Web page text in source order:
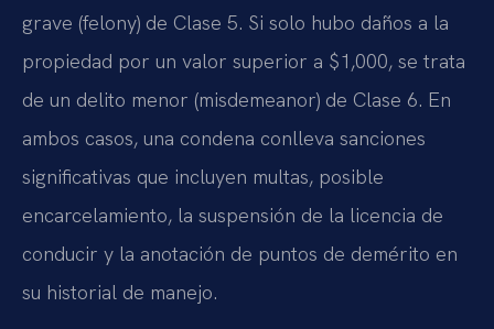
grave (felony) de Clase 5. Si solo hubo daños a la
propiedad por un valor superior a $1,000, se trata
de un delito menor (misdemeanor) de Clase 6. En
ambos casos, una condena conlleva sanciones
significativas que incluyen multas, posible
encarcelamiento, la suspensión de la licencia de
conducir y la anotación de puntos de demérito en
su historial de manejo.